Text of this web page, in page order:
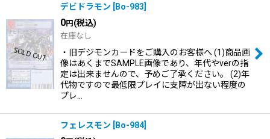
デビドラモン Bo-983
0円(税込)
在庫なし
・旧デジモンカードをご購入のお客様へ (1)商品画
像はあくまでSAMPLE画像であり、年代やverの指
定は出来ませんので、予めご了承ください。 (2)年
代物ですので最低限プレイに支障が出ない程度の
プレ…
フェレスモン Bo-984]